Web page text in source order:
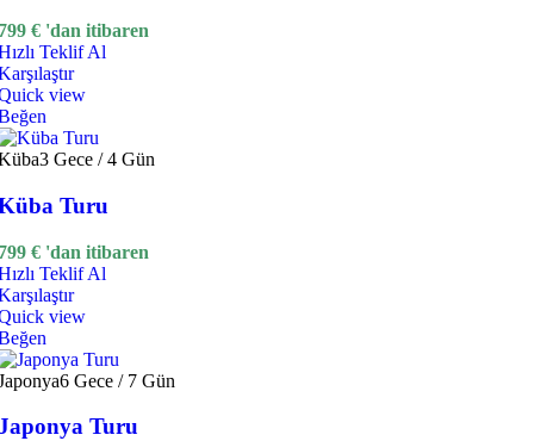
€ 'dan itibaren
Teklif Al
view
3 Gece / 4 Gün
Turu
€ 'dan itibaren
Teklif Al
view
6 Gece / 7 Gün
Turu